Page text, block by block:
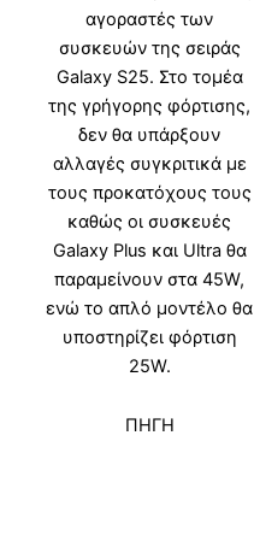
αγοραστές των
συσκευών της σειράς
Galaxy S25. Στο τομέα
της γρήγορης φόρτισης,
δεν θα υπάρξουν
αλλαγές συγκριτικά με
τους προκατόχους τους
καθώς οι συσκευές
Galaxy Plus και Ultra θα
παραμείνουν στα 45W,
ενώ το απλό μοντέλο θα
υποστηρίζει φόρτιση
25W.
ΠΗΓΗ